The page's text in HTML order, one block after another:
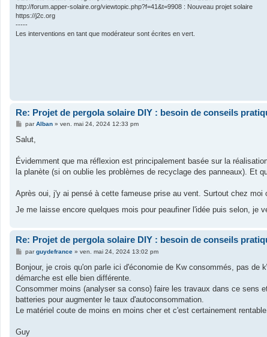
http://forum.apper-solaire.org/viewtopic.php?f=41&t=9908 : Nouveau projet solaire
https://j2c.org
-----
Les interventions en tant que modérateur sont écrites en vert.
Re: Projet de pergola solaire DIY : besoin de conseils
M
s
g
parAlban» ven. mai 24, 2024 12:33 pm
Salut,
Évidemment que ma réflexion est principalement basée sur la
la planète (si on oublie les problèmes de recyclage des panneaux). Et
Après oui, j'y ai pensé à cette fameuse prise au vent. Surtout chez
Je me laisse encore quelques mois pour peaufiner l'idée puis selon, je
Re: Projet de pergola solaire DIY : besoin de conseils
M
s
a
g
parguydefrance» ven. mai 24, 2024 13:02 pm
Bonjour, je crois qu'on parle ici d'économie de Kw consommés, pas
démarche est elle bien différente.
Consommer moins (analyser sa conso) faire les travaux dans ce sens
batteries pour augmenter le taux d'autoconsommation.
Le matériel coute de moins en moins cher et c'est certainement
Guy